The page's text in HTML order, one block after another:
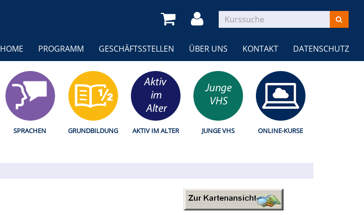
HOME PROGRAMM GESCHÄFTSSTELLEN ÜBER UNS KONTAKT DATENSCHUTZ
SPRACHEN GRUNDBILDUNG AKTIV IM ALTER JUNGE VHS ONLINE-KURSE